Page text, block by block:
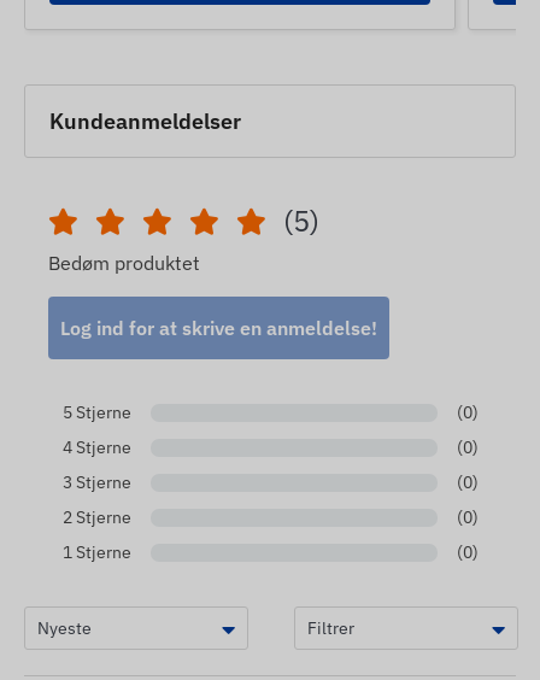
Kundeanmeldelser
(5)
Bedøm produktet
Log ind for at skrive en anmeldelse!
5 Stjerne
(0)
4 Stjerne
(0)
3 Stjerne
(0)
2 Stjerne
(0)
1 Stjerne
(0)